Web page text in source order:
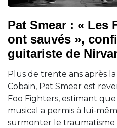
Pat Smear : « Les
ont sauvés »,
guitariste de
Plus de trente ans après
Cobain, Pat Smear est
Foo Fighters, estimant
musical a permis à lui-
surmonter le traumatisme